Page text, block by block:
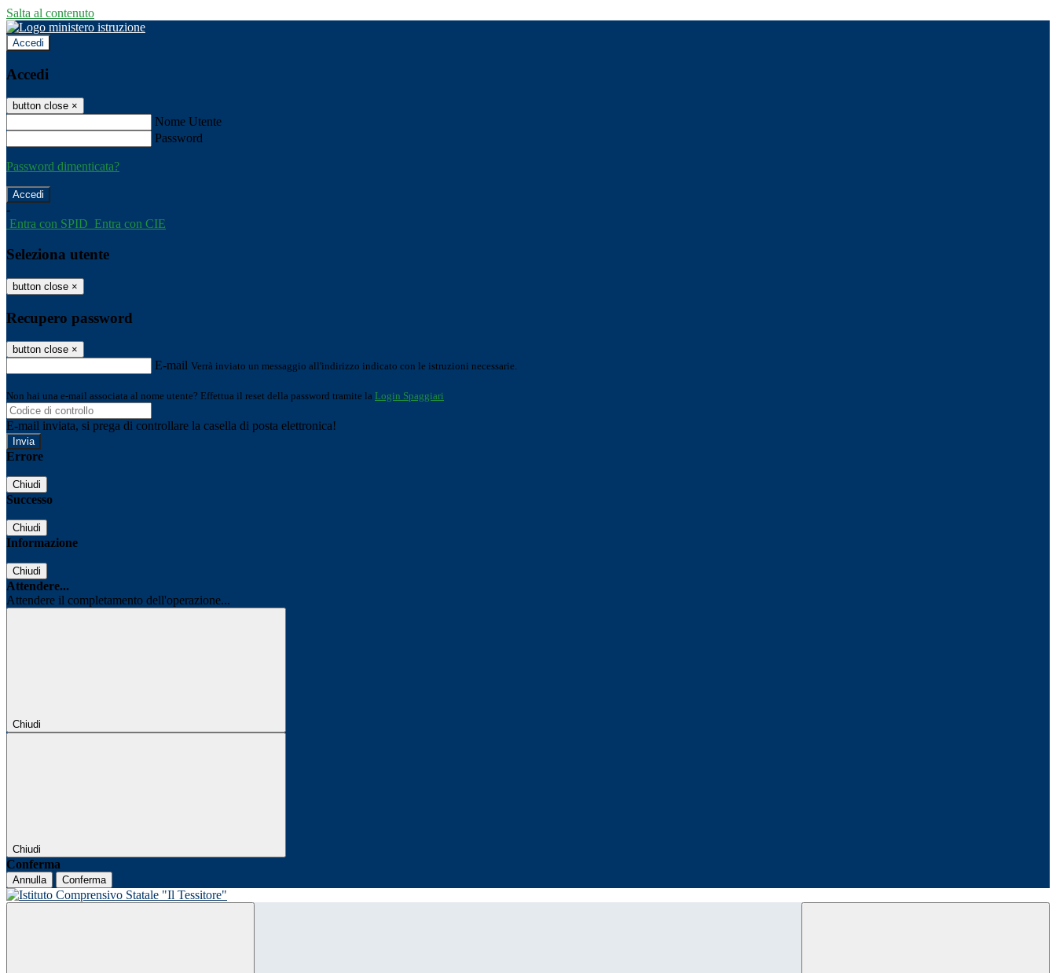
Salta al contenuto
Accedi
Accedi
button close ×
Nome Utente
Password
Password dimenticata?
-
Entra con SPID Entra con CIE
Seleziona utente
button close ×
Recupero password
button close ×
E-mail Verrà inviato un messaggio all'indirizzo indicato con le istruzioni necessarie.
Non hai una e-mail associata al nome utente? Effettua il reset della password tramite la Login Spaggiari
E-mail inviata, si prega di controllare la casella di posta elettronica!
Errore
Chiudi
Successo
Chiudi
Informazione
Chiudi
Attendere...
Attendere il completamento dell'operazione...
Chiudi
Chiudi
Conferma
Annulla Conferma